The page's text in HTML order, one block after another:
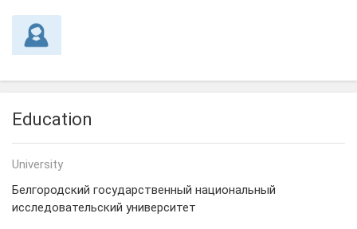
Education
University
Белгородский государственный национальный
исследовательский университет